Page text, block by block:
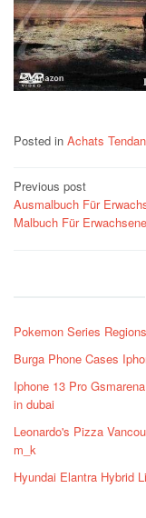
Posted in Achats
Post
navigation
Previous post
Ausmalbuch Für
Malbuch Für Erwachsene
Pokemon Series
Burga Phone Cases
Iphone 13 Pro
in dubai
Leonardo's Pizza
m_k
Hyundai Elantra Hybrid